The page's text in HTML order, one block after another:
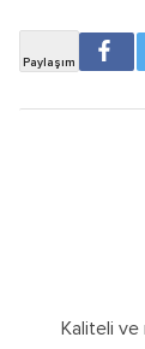
Kaliteli ve